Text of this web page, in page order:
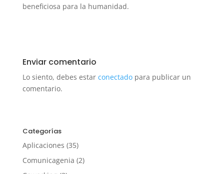
beneficiosa para la humanidad.
Enviar comentario
Lo siento, debes estar conectadopara publicar un
comentario.
Categorías
Aplicaciones (35)
Comunicagenia (2)